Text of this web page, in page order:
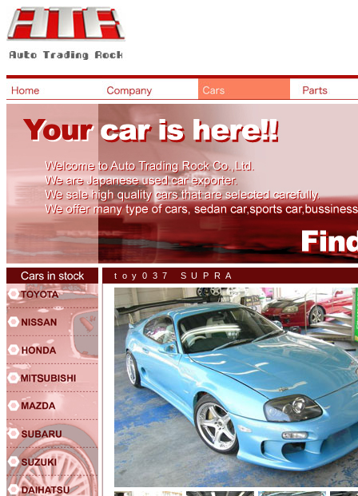
toy037 SUPRA